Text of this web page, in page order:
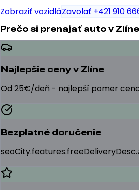
Zobraziť vozidláZavolať +421 910
Prečo si prenajať auto v
Najlepšie ceny v Zlíne
Od 25€/deň - najlepší pomer
Bezplatné doručenie